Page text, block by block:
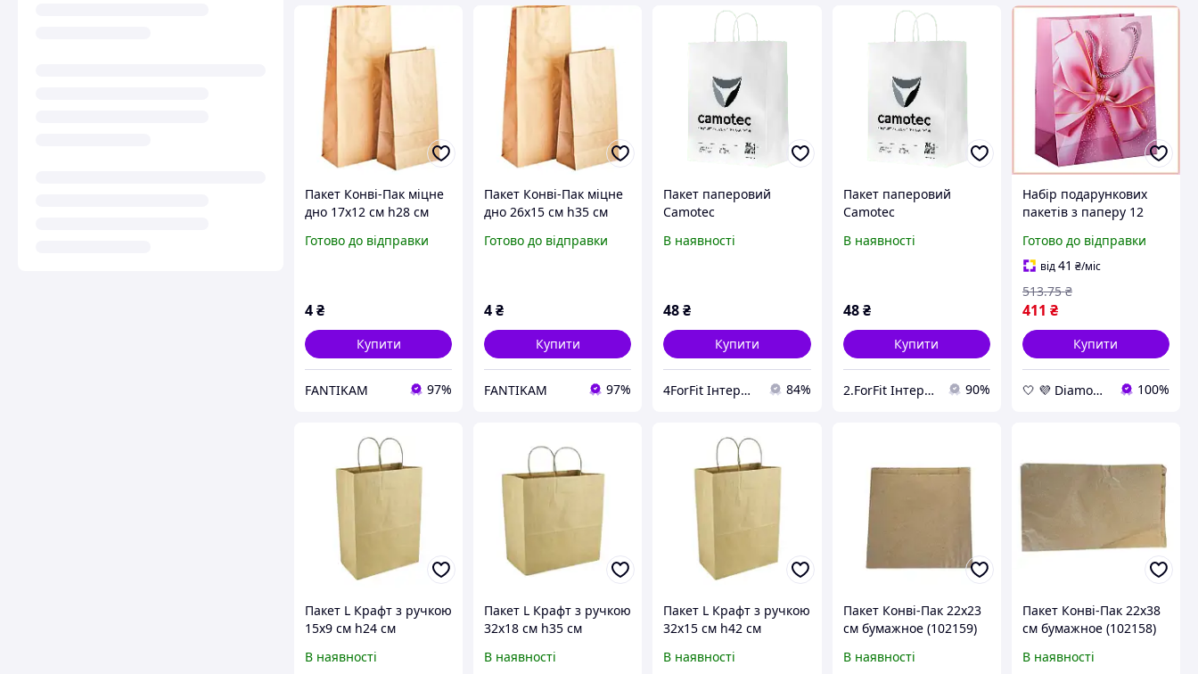
Пакет Конвi-Пак міцне
дно 17х12 см h28 см
(102162/100)
Готово до відправки
4₴
Купити
FANTIKAM 97%
Пакет Конвi-Пак міцне
дно 26х15 см h35 см
(102163/100шт)
Готово до відправки
4₴
Купити
FANTIKAM 97%
Пакет паперовий
Camotec
В наявності
48₴
Купити
4ForFit Інтернет-магазин спортивних товарів 84%
Пакет паперовий
Camotec
В наявності
48 ₴
Купити
2.ForFit Інтернет-магазин спортивних товарів 90%
Набір подарункових
пакетів з паперу 12
пакування сувенірів,
паперові пакети
Готово до відправки
від41 ₴/міс
411 ₴
513.75 ₴
Купити
🤍 💜 Diamond 🤍 💜 100%
Пакет L Крафт з ручкою
15х9 см h24 см
В наявності
Пакет L Крафт з ручкою
32х18 см h35 см
В наявності
Пакет L Крафт з ручкою
32х15 см h42 см
В наявності
Пакет Конві-Пак 22х23
см бумажное (102159)
В наявності
Пакет Конві-Пак 22х38
см бумажное (102158)
В наявності